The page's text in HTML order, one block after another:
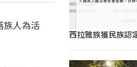
族人為活
西拉雅族獲民族認